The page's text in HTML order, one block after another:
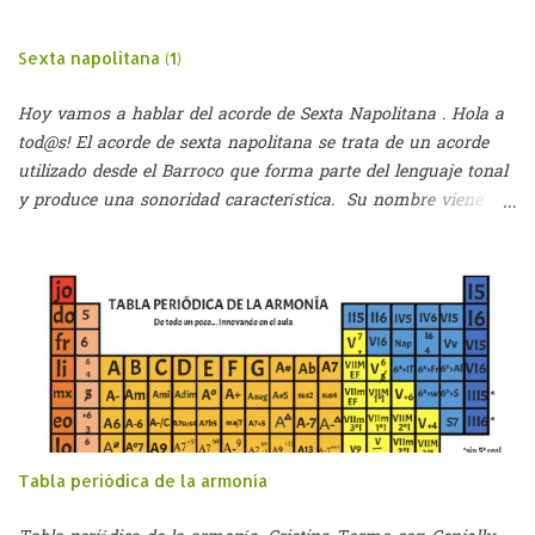
Sexta napolitana (1)
Hoy vamos a hablar del acorde de Sexta Napolitana . Hola a
tod@s! El acorde de sexta napolitana se trata de un acorde
utilizado desde el Barroco que forma parte del lenguaje tonal
y produce una sonoridad característica. Su nombre viene
por su utilización en la ópera napolitana (aparecía en
momentos de carácter dramático) Este acorde aparece al
rebajar un semitono el II grado de cualquier tonalidad y
formando un acorde perfecto mayor (3ªM + 5ªJ) a partir de
esa nota. Suele aparecer en primera inversión, tal como
hemos dicho (SEXTA napolitana). Su función es de
Subdominante de modo que su resolución es a la Dominante
o al 6/4 cadencial. Veamos un ejemplo en Do Mayor:
Tabla periódica de la armonía